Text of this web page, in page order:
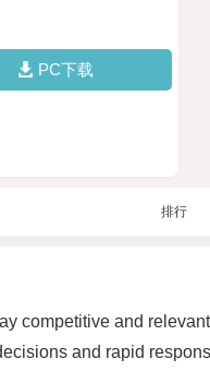
PC下载
排行
competitive and
and rapid